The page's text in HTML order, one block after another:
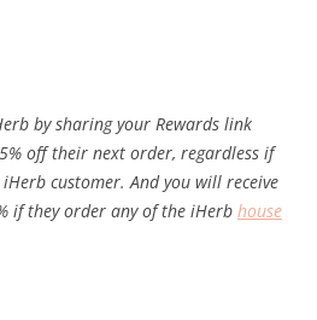
by sharing your Rewards link
off their next order, regardless if
customer. And you will receive
if they order any of the iHerb house